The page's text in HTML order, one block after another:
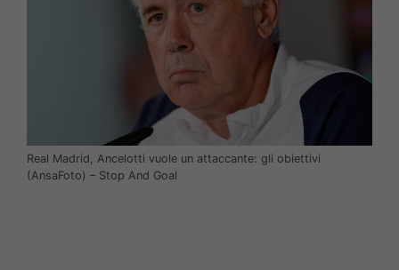
Real Madrid, Ancelotti vuole un attaccante: gli obiettivi
(AnsaFoto) – Stop And Goal